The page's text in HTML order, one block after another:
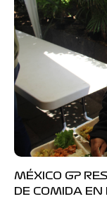
MÉXICO GP
DE COMIDA